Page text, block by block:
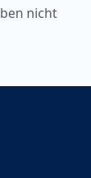
nicht